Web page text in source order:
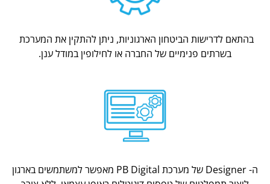
בהתאם לדרישות הביטחון הארגוניות, ניתן להתקין את המערכת
בשרתים פנימיים של החברה או לחילופין במודל ענן.
ה- Designer של מערכת PB Digital מאפשר למשתמשים בארגון